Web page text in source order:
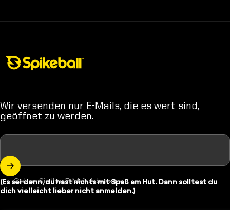
Wir versenden nur E-Mails, die es wert sind,
geöffnet zu werden.
Geben Sie Ihre E-Mail-Adresse ein
(Es sei denn, du hast nichts mit Spaß am Hut. Dann solltest du
dich vielleicht lieber nicht anmelden.)